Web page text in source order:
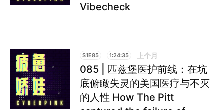
Vibecheck
S1E85 1:24:35 上个月
085 | 匹兹堡医护前线：在坑
底俯瞰失灵的美国医疗与不灭
的人性 How The Pitt